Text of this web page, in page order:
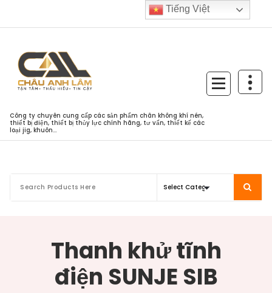
Công ty chuyên cung cấp các sản phẩm chân không khí nén,
thiết bị điện, thiết bị thủy lực chính hãng, tư vấn, thiết kế các
loại jig, khuôn...
Thanh khử tĩnh
điện SUNJE SIB
Tiếng Việt